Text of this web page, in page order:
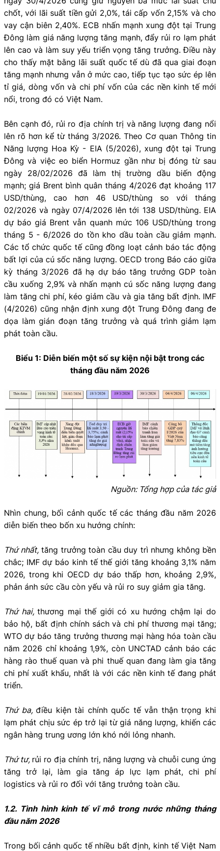
chốt, với lãi suất tiền gửi 2,0%, tái cấp vốn 2,15% và cho
vay cận biên 2,40%. ECB nhấn mạnh xung đột tại Trung
Đông làm giá năng lượng tăng mạnh, đẩy rủi ro lạm phát
lên cao và làm suy yếu triển vọng tăng trưởng. Điều này
cho thấy mặt bằng lãi suất quốc tế dù đã qua giai đoạn
tăng mạnh nhưng vẫn ở mức cao, tiếp tục tạo sức ép lên
tỉ giá, dòng vốn và chi phí vốn của các nền kinh tế mới
nổi, trong đó có Việt Nam.
Bên cạnh đó, rủi ro địa chính trị và năng lượng đang nổi
lên rõ hơn kể từ tháng 3/2026. Theo Cơ quan Thông tin
Năng lượng Hoa Kỳ - EIA (5/2026), xung đột tại Trung
Đông và việc eo biển Hormuz gần như bị đóng từ sau
ngày 28/02/2026 đã làm thị trường dầu biến động
mạnh; giá Brent bình quân tháng 4/2026 đạt khoảng 117
USD/thùng, cao hơn 46 USD/thùng so với tháng
02/2026 và ngày 07/4/2026 lên tới 138 USD/thùng. EIA
dự báo giá Brent vẫn quanh mức 106 USD/thùng trong
tháng 5 - 6/2026 do tồn kho dầu toàn cầu giảm mạnh.
Các tổ chức quốc tế cũng đồng loạt cảnh báo tác động
bất lợi của cú sốc năng lượng. OECD trong Báo cáo giữa
kỳ tháng 3/2026 đã hạ dự báo tăng trưởng GDP toàn
cầu xuống 2,9% và nhấn mạnh cú sốc năng lượng đang
làm tăng chi phí, kéo giảm cầu và gia tăng bất định. IMF
(4/2026) cũng nhận định xung đột Trung Đông đang đe
dọa làm gián đoạn tăng trưởng và quá trình giảm lạm
phát toàn cầu.
Biểu 1: Diễn biến một số sự kiện nội bật trong các
tháng đầu năm 2026
Nguồn: Tổng hợp của tác giả
Nhìn chung, bối cảnh quốc tế các tháng đầu năm 2026
diễn biến theo bốn xu hướng chính:
Thứ nhất,tăng trưởng toàn cầu duy trì nhưng không bền
chắc; IMF dự báo kinh tế thế giới tăng khoảng 3,1% năm
2026, trong khi OECD dự báo thấp hơn, khoảng 2,9%,
phản ánh sức cầu còn yếu và rủi ro suy giảm gia tăng.
Thứ hai,thương mại thế giới có xu hướng chậm lại do
bảo hộ, bất định chính sách và chi phí thương mại tăng;
WTO dự báo tăng trưởng thương mại hàng hóa toàn cầu
năm 2026 chỉ khoảng 1,9%, còn UNCTAD cảnh báo các
hàng rào thuế quan và phi thuế quan đang làm gia tăng
chi phí xuất khẩu, nhất là với các nền kinh tế đang phát
triển.
Thứ ba,điều kiện tài chính quốc tế vẫn thận trọng khi
lạm phát chịu sức ép trở lại từ giá năng lượng, khiến các
ngân hàng trung ương lớn khó nới lỏng nhanh.
Thứ tư, rủi ro địa chính trị, năng lượng và chuỗi cung ứng
tăng trở lại, làm gia tăng áp lực lạm phát, chi phí
logistics và rủi ro đối với tăng trưởng toàn cầu.
1.2. Tình hình kinh tế vĩ mô trong nước những tháng
đầu năm 2026
Trong bối cảnh quốc tế nhiều bất định, kinh tế Việt Nam